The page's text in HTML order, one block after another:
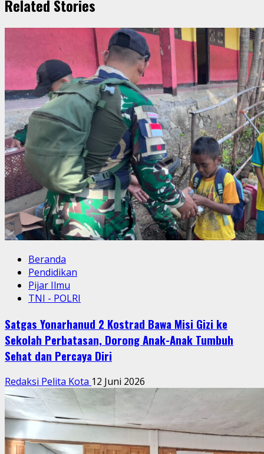
Related Stories
Beranda
Pendidikan
Pijar Ilmu
TNI - POLRI
Satgas Yonarhanud 2 Kostrad Bawa Misi Gizi ke
Sekolah Perbatasan, Dorong Anak-Anak Tumbuh
Sehat dan Percaya Diri
Redaksi Pelita Kota 12 Juni 2026